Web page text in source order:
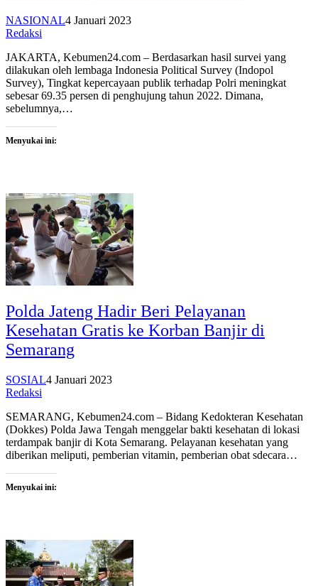
NASIONAL4 Januari 2023
Redaksi
JAKARTA, Kebumen24.com – Berdasarkan hasil survei yang
dilakukan oleh lembaga Indonesia Political Survey (Indopol
Survey), Tingkat kepercayaan publik terhadap Polri meningkat
sebesar 69.35 persen di penghujung tahun 2022. Dimana,
sebelumnya,…
Menyukai ini:
Polda Jateng Hadir Beri Pelayanan
Kesehatan Gratis ke Korban Banjir di
Semarang
SOSIAL4 Januari 2023
Redaksi
SEMARANG, Kebumen24.com – Bidang Kedokteran Kesehatan
(Dokkes) Polda Jawa Tengah menggelar bakti kesehatan di lokasi
terdampak banjir di Kota Semarang. Pelayanan kesehatan yang
diberikan meliputi, pemberian vitamin, pemberian obat sdecara…
Menyukai ini: